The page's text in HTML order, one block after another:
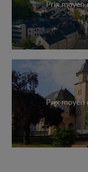
Prix moyen
Prix moyen